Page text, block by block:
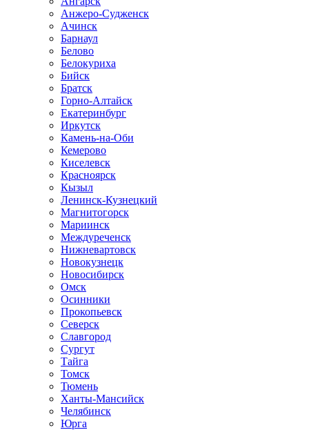
Анжеро-Судженск
Ачинск
Барнаул
Белово
Белокуриха
Бийск
Братск
Горно-Алтайск
Екатеринбург
Иркутск
Камень-на-Оби
Кемерово
Киселевск
Красноярск
Кызыл
Ленинск-Кузнецкий
Магнитогорск
Мариинск
Междуреченск
Нижневартовск
Новокузнецк
Новосибирск
Омск
Осинники
Прокопьевск
Северск
Славгород
Сургут
Тайга
Томск
Тюмень
Ханты-Мансийск
Челябинск
Юрга